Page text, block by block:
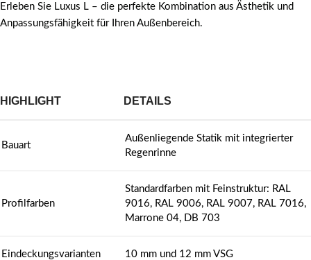
Erleben Sie Luxus L – die perfekte Kombination aus Ästhetik und
Anpassungsfähigkeit für Ihren Außenbereich.
HIGHLIGHT DETAILS
Bauart
Außenliegende Statik mit integrierter
Regenrinne
Profilfarben
Standardfarben mit Feinstruktur: RAL
9016, RAL 9006, RAL 9007, RAL 7016,
Marrone 04, DB 703
Eindeckungsvarianten 10 mm und 12 mm VSG